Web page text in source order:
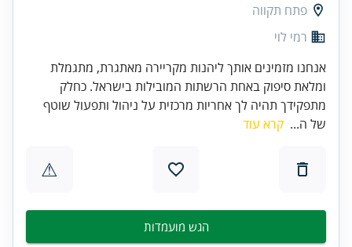
פתח תקווה
רמי לוי
אנחנו מזמינים אותך ליהנות מקריירה מאתגרת, מתגמלת
ומלאת סיפוק באחת הרשתות המובילות בישראל. כחלק
מתפקידך תהיה לך אחריות מרכזית על ניהול ותפעול שוטף
של ה... קרא עוד
⚠
הגש מועמדות